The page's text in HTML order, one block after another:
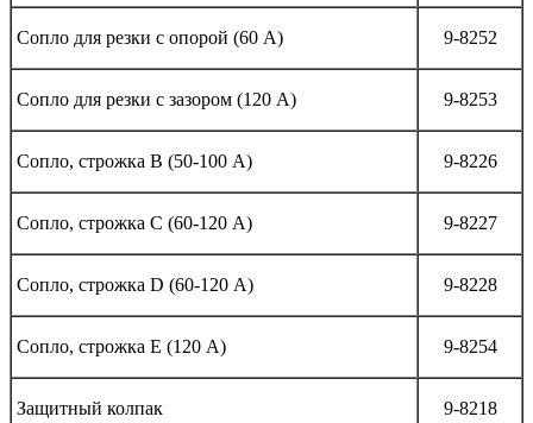
Сопло для резки с опорой (60 А) 9-8252
Сопло для резки с зазором (120 А) 9-8253
Сопло, строжка B (50-100 А) 9-8226
Сопло, строжка C (60-120 А) 9-8227
Сопло, строжка D (60-120 А) 9-8228
Сопло, строжка E (120 А) 9-8254
Защитный колпак 9-8218